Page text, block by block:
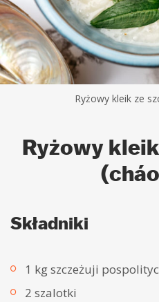
Ryżowy kleik ze
Ryżowy
Składniki
1 kg szczeżuji
2 szalotki